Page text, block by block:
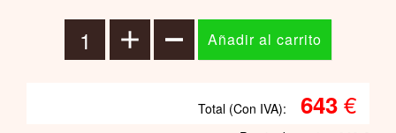
Total (Con IVA): 643€